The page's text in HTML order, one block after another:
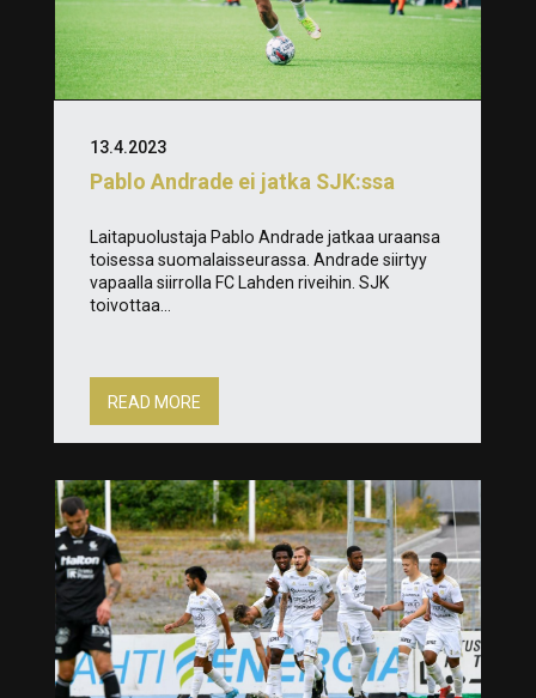
Pablo Andrade ei jatka SJK:ssa
13.4.2023
Laitapuolustaja Pablo Andrade jatkaa uraansa
toisessa suomalaisseurassa. Andrade siirtyy
vapaalla siirrolla FC Lahden riveihin. SJK
toivottaa...
READ MORE